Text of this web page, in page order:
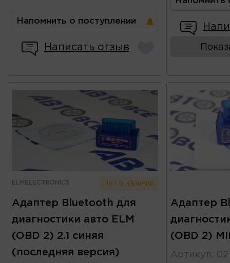
Напомнить о поступлении
Написать отзыв
ELMELECTRONICS Нет в наличии
Адаптер Bluetooth для
диагностики авто ELM
(OBD 2) 2.1 синяя
(последняя версия)
Адаптер
(OBD 2)
Артикул :